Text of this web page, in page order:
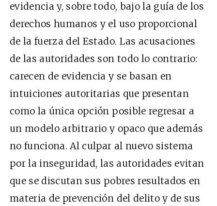
evidencia y, sobre todo, bajo la guía de los
derechos humanos y el uso proporcional
de la fuerza del Estado. Las acusaciones
de las autoridades son todo lo contrario:
carecen de evidencia y se basan en
intuiciones autoritarias que presentan
como la única opción posible regresar a
un modelo arbitrario y opaco que además
no funciona. Al culpar al nuevo sistema
por la inseguridad, las autoridades evitan
que se discutan sus pobres resultados en
materia de prevención del delito y de sus